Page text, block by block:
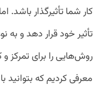
کار شما تأثیرگذار باشد.
تأثیر خود قرار دهد و به
روش‌هایی را برای تمرکز
معرفی کردیم که بتوانید